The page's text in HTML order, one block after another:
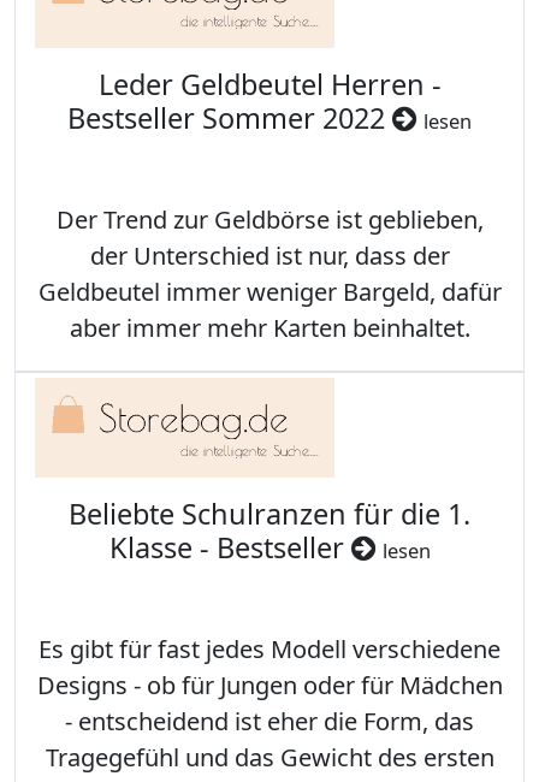
Leder Geldbeutel Herren -
Bestseller Sommer 2022
lesen
Der Trend zur Geldbörse ist geblieben,
der Unterschied ist nur, dass der
Geldbeutel immer weniger Bargeld, dafür
aber immer mehr Karten beinhaltet.
Beliebte Schulranzen für die 1.
Klasse - Bestseller
lesen
Es gibt für fast jedes Modell verschiedene
Designs - ob für Jungen oder für Mädchen
- entscheidend ist eher die Form, das
Tragegefühl und das Gewicht des ersten